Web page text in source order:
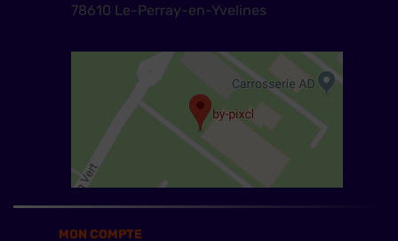
78610 Le-Perray-en-Yvelines
MON COMPTE